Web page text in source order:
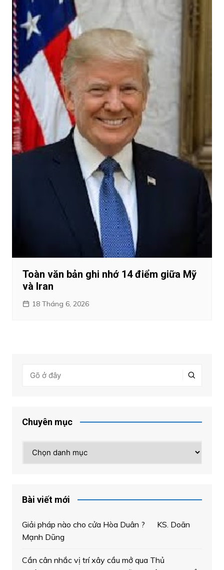
Toàn văn bản ghi nhớ 14 điểm giữa Mỹ
và Iran
18 Tháng 6, 2026
Chuyên mục
mục
Bài viết mới
Giải pháp nào cho cửa Hòa Duân ? KS. Doãn
Mạnh Dũng
Cần cân nhắc vị trí xây cầu mở qua Thủ